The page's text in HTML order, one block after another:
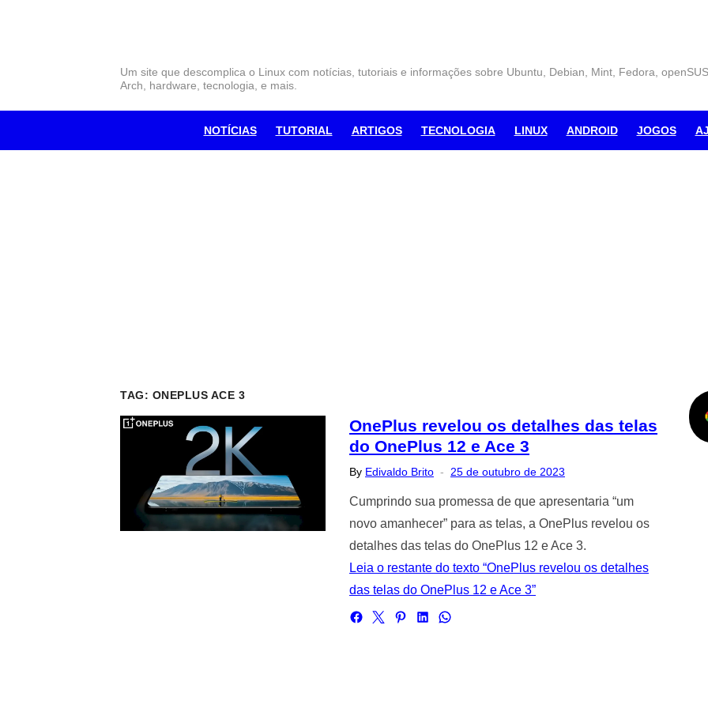
Um site que descomplica o Linux com notícias, tutoriais e informações sobre Ubuntu, Debian, Mint, Fedora,
Arch, hardware, tecnologia, e mais.
NOTÍCIAS TUTORIAL ARTIGOS TECNOLOGIA LINUX ANDROID JOGOS
TAG: ONEPLUS ACE 3
OnePlus revelou os detalhes das telas
do OnePlus 12 e Ace 3
By Edivaldo Brito
Posted
25 de outubro de 2023
Cumprindo sua promessa de que apresentaria “um
novo amanhecer” para as telas, a OnePlus revelou os
detalhes das telas do OnePlus 12 e Ace 3.
Leia o restante do texto “OnePlus revelou os detalhes
das telas do OnePlus 12 e Ace 3”